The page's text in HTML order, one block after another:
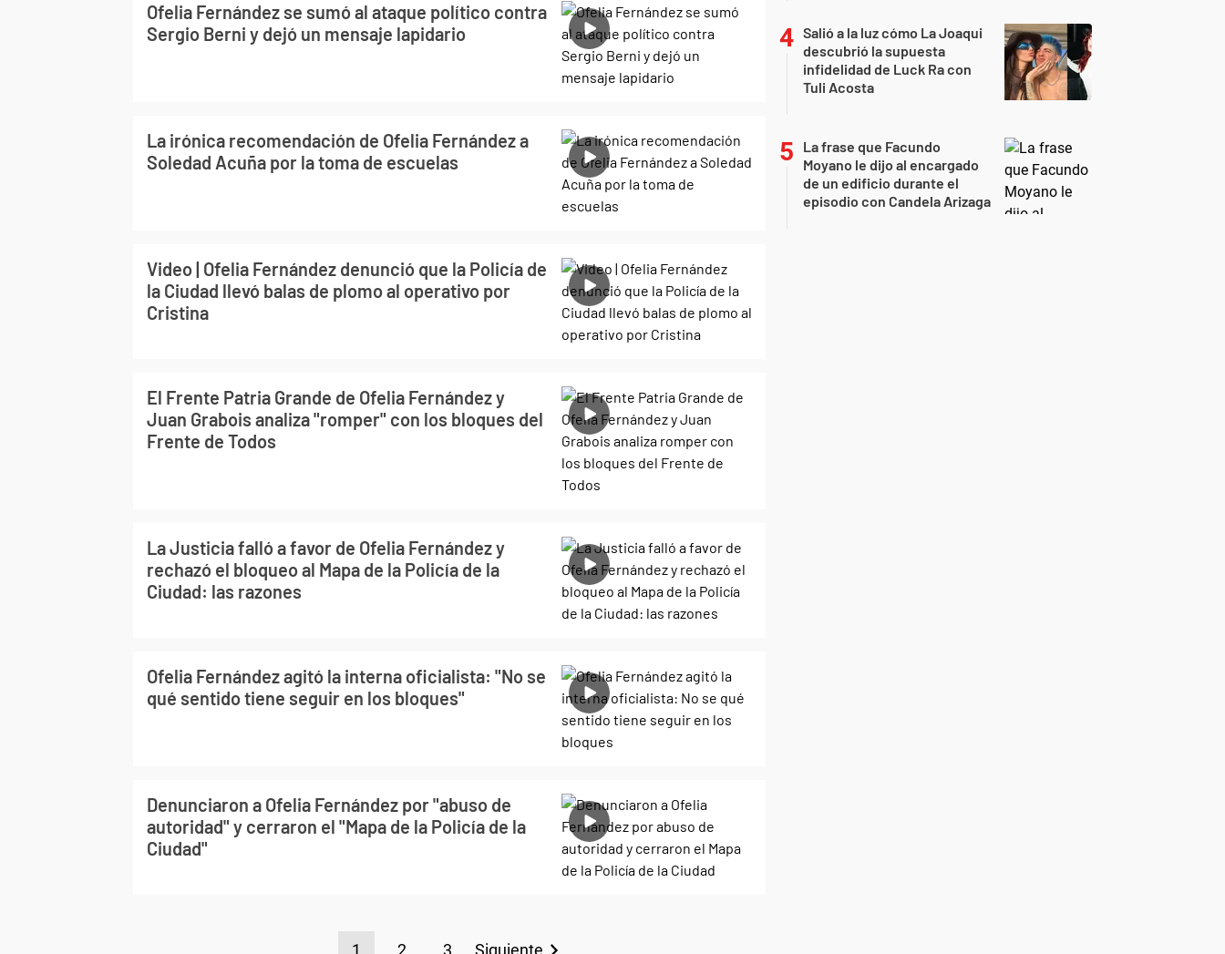
Ofelia Fernández se sumó al ataque político contra
Sergio Berni y dejó un mensaje lapidario
La irónica recomendación de Ofelia Fernández a
Soledad Acuña por la toma de escuelas
Video | Ofelia Fernández denunció que la Policía de
la Ciudad llevó balas de plomo al operativo por
Cristina
El Frente Patria Grande de Ofelia Fernández y
Juan Grabois analiza "romper" con los bloques del
Frente de Todos
La Justicia falló a favor de Ofelia Fernández y
rechazó el bloqueo al Mapa de la Policía de la
Ciudad: las razones
Ofelia Fernández agitó la interna oficialista: "No se
qué sentido tiene seguir en los bloques"
Denunciaron a Ofelia Fernández por "abuso de
autoridad" y cerraron el "Mapa de la Policía de la
Ciudad"
1 2 3 Siguiente
Salió a la luz cómo La Joaqui
descubrió la supuesta
infidelidad de Luck Ra con
Tuli Acosta
La frase que Facundo
Moyano le dijo al encargado
de un edificio durante el
episodio con Candela Arizaga